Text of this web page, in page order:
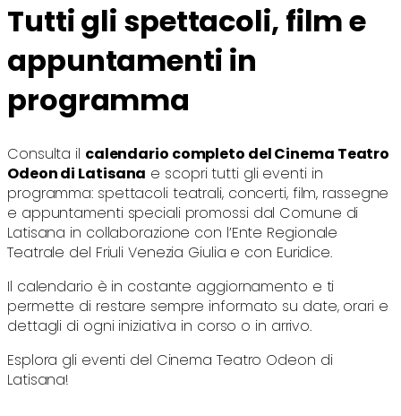
Tutti gli spettacoli, film e
appuntamenti in
programma
Consulta il calendario completo del Cinema Teatro
Odeon di Latisana e scopri tutti gli eventi in
programma: spettacoli teatrali, concerti, film, rassegne
e appuntamenti speciali promossi dal Comune di
Latisana in collaborazione con l’Ente Regionale
Teatrale del Friuli Venezia Giulia e con Euridice.
Il calendario è in costante aggiornamento e ti
permette di restare sempre informato su date, orari e
dettagli di ogni iniziativa in corso o in arrivo.
Esplora gli eventi del Cinema Teatro Odeon di
Latisana!